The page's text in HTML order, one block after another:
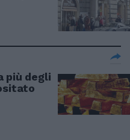
più degli